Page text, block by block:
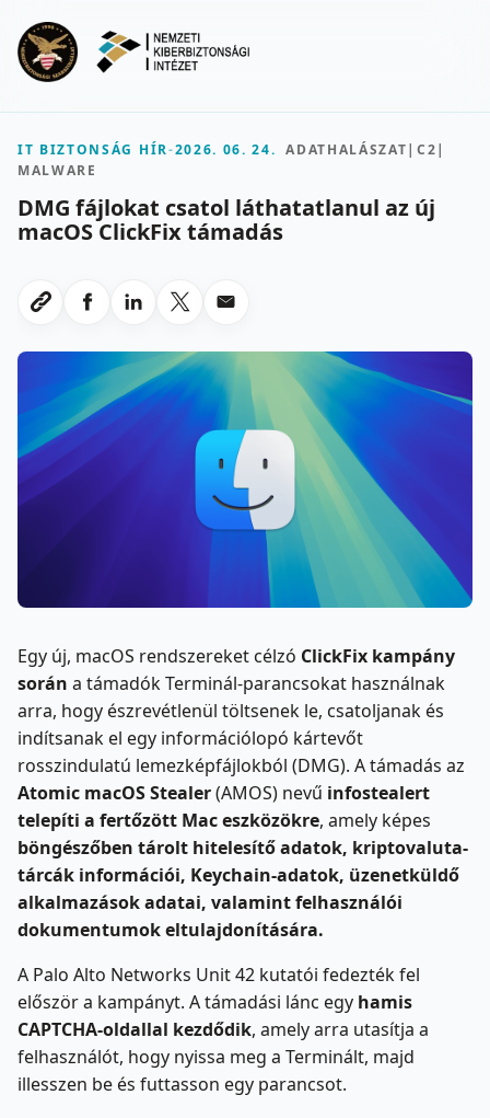
IT BIZTONSÁG HÍR-2026. 06. 24. ADATHALÁSZAT|C2|
MALWARE
DMG fájlokat csatol láthatatlanul az új
macOS ClickFix támadás
Link masolasa
Megosztas Facebookon
Megosztas LinkedInen
Megosztas X-en
Megosztas emailben
Egy új, macOS rendszereket célzó ClickFix kampány
során a támadók Terminál-parancsokat használnak
arra, hogy észrevétlenül töltsenek le, csatoljanak és
indítsanak el egy információlopó kártevőt
rosszindulatú lemezképfájlokból (DMG). A támadás az
Atomic macOS Stealer(AMOS) nevű infostealert
telepíti a fertőzött Mac eszközökre, amely képes
böngészőben tárolt hitelesítő adatok, kriptovaluta-
tárcák információi, Keychain-adatok, üzenetküldő
alkalmazások adatai, valamint felhasználói
dokumentumokeltulajdonítására.
A Palo Alto Networks Unit 42 kutatói fedezték fel
először a kampányt. A támadási lánc egy hamis
CAPTCHA-oldallal kezdődik, amely arra utasítja a
felhasználót, hogy nyissa meg a Terminált, majd
illesszen be és futtasson egy parancsot.